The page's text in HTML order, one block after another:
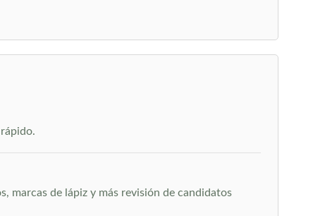
marcas de lápiz y más revisión de candidatos